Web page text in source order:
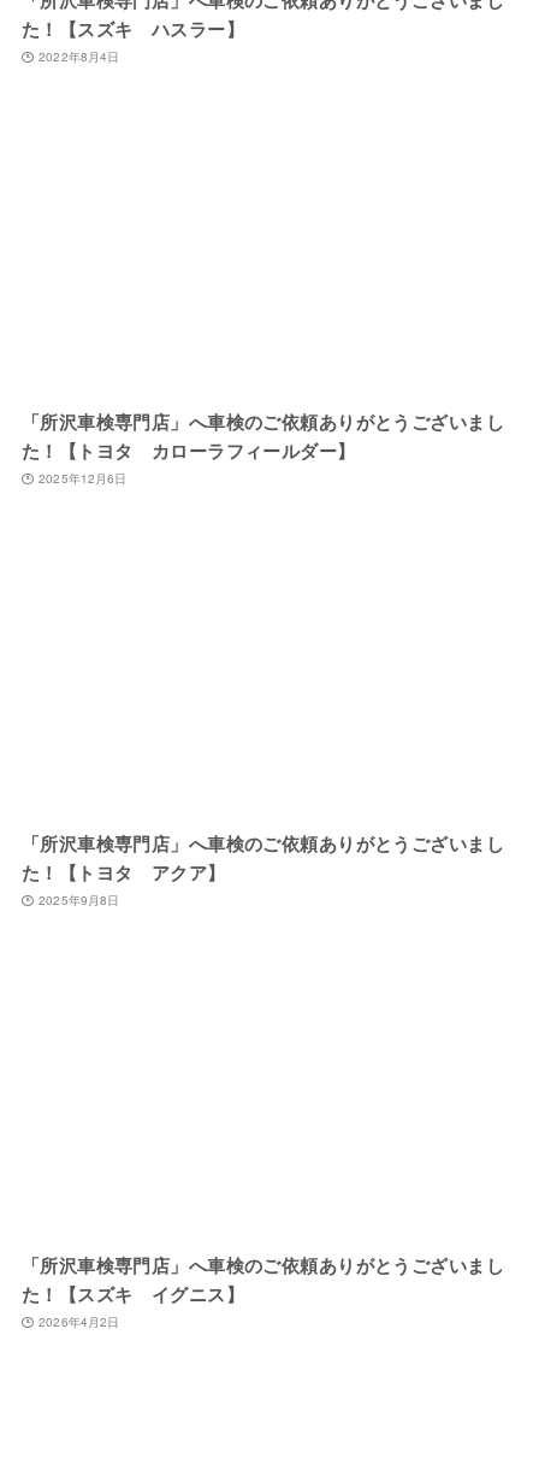
た！【スズキ ハスラー】
2022年8月4日
「所沢車検専門店」へ車検のご依頼ありがとうございまし
た！【トヨタ カローラフィールダー】
2025年12月6日
「所沢車検専門店」へ車検のご依頼ありがとうございまし
た！【トヨタ アクア】
2025年9月8日
「所沢車検専門店」へ車検のご依頼ありがとうございまし
た！【スズキ イグニス】
2026年4月2日